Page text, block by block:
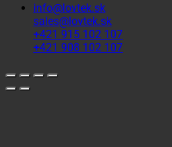
info@lovtek.sk
sales@lovtek.sk
+421 915 102 107
+421 908 102 107